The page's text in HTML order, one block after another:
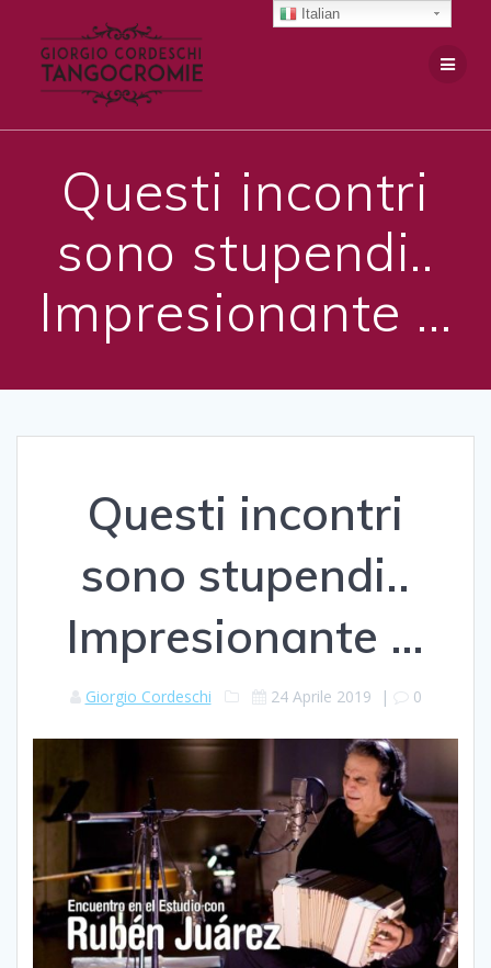
Questi incontri
sono stupendi..
Impresionante …
Questi incontri
sono stupendi..
Impresionante …
Giorgio Cordeschi 24 Aprile 2019 | 0
Italian